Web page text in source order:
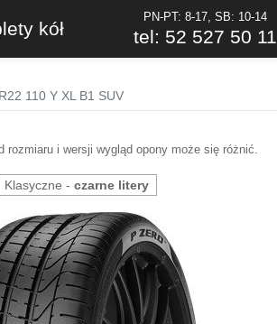
kół
PN-PT: 8-17, SB: 10-14
tel: 52 527 50 11
110 Y XL B1 SUV
rozmiaru i wersji wygląd opony może się różnić.
Klasyczne - czarne litery